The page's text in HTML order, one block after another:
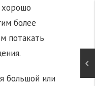
более
потакать
большой или